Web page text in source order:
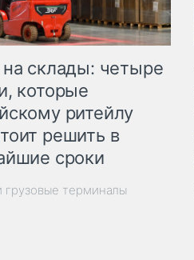
на склады: четыре
которые
ритейлу
решить в
сроки
грузовые терминалы